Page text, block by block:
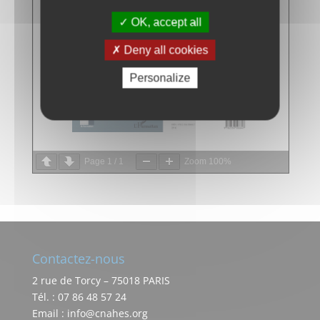
Page 1 / 1 Zoom 100%
Contactez-nous
2 rue de Torcy – 75018 PARIS
Tél. : 07 86 48 57 24
Email : info@cnahes.org
OK, accept all
Deny all cookies
Personalize